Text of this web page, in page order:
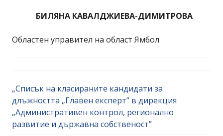
БИЛЯНА КАВАЛДЖИЕВА-ДИМИТРОВА
Областен управител на област Ямбол
„Списък на класираните кандидати за
длъжността „Главен експерт” в дирекция
„Административен контрол, регионално
развитие и държавна собственост”